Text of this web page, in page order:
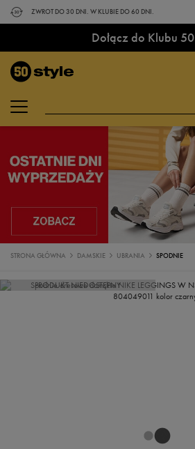
ZWROT DO 30 DNI. W KLUBIE DO 60 DNI.
Dołącz do Klubu
STRONA GŁÓWNA DAMSKIE UBRANIA SPODNIE
PRODUKT NIEDOSTĘPNY